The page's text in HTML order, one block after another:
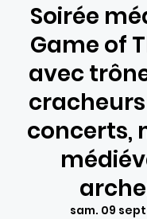
Soirée
Game of
avec
concerts,
sam. 09